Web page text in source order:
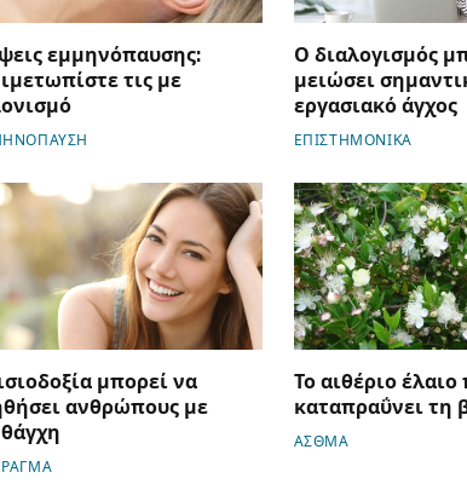
εμμηνόπαυσης:
τις με
Ο διαλογισμός
μειώσει
εργασιακό άγχος
ΕΠΙΣΤΗΜΟΝΙΚΑ
μπορεί να
ανθρώπους με
Το αιθέριο έλαιο
καταπραΰνει τη
ΑΣΘΜΑ